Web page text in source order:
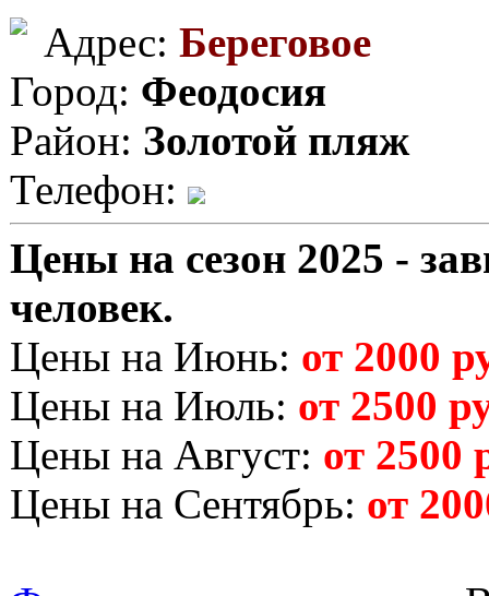
Адрес: Береговое
Город: Феодосия
Район: Золотой пляж
Телефон:
Цены на сезон 2025 -
человек.
Цены на Июнь: от 2000
Цены на Июль: от 2500
Цены на Август: от 2500
Цены на Сентябрь: от